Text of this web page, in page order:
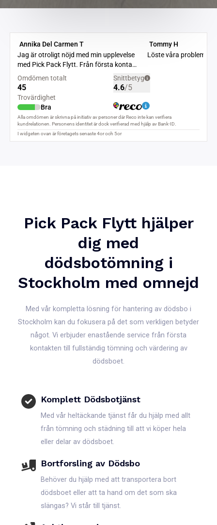
Pick Pack Flytt hjälper
dig med
dödsbotömning i
Stockholm med omnejd
Med vår kompletta lösning för hantering av dödsbo i
Stockholm kan du fokusera på det som verkligen betyder
något. Vi erbjuder enastående service från första
kontakten till fullständig tömning och värdering av
dödsboet.
Komplett Dödsbotjänst
Med vår heltäckande tjänst får du hjälp med allt
från tömning och städning till att vi köper hela
eller delar av dödsboet.
Bortforsling av Dödsbo
Behöver du hjälp med att transportera bort
dödsboet eller att ta hand om det som ska
slängas? Vi står till tjänst.